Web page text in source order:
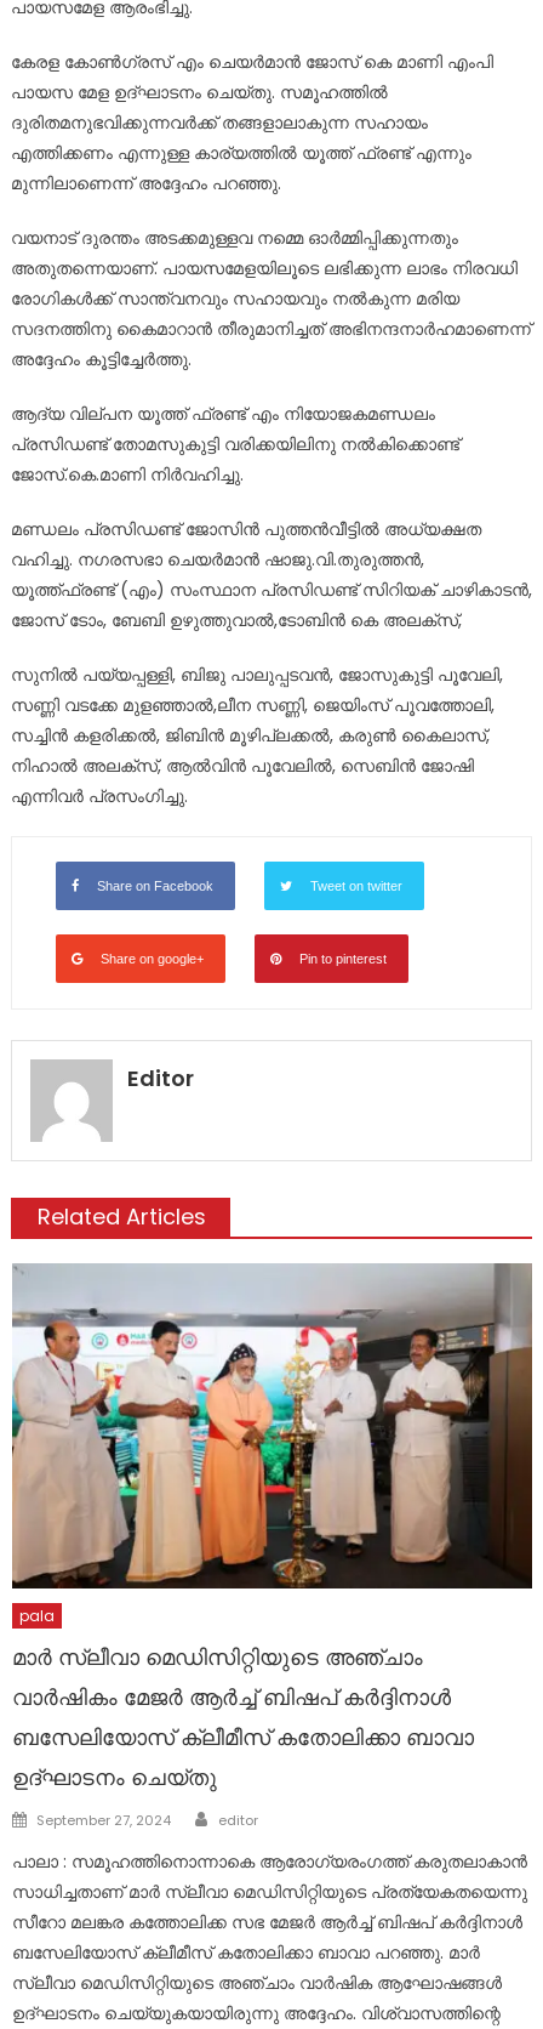
പായസമേള ആരംഭിച്ചു.
കേരള കോൺഗ്രസ് എം ചെയർമാൻ ജോസ് കെ മാണി എംപി
പായസ മേള ഉദ്ഘാടനം ചെയ്തു. സമൂഹത്തിൽ
ദുരിതമനുഭവിക്കുന്നവർക്ക് തങ്ങളാലാകുന്ന സഹായം
എത്തിക്കണം എന്നുള്ള കാര്യത്തിൽ യൂത്ത് ഫ്രണ്ട് എന്നും
മുന്നിലാണെന്ന് അദ്ദേഹം പറഞ്ഞു.
വയനാട് ദുരന്തം അടക്കമുള്ളവ നമ്മെ ഓർമ്മിപ്പിക്കുന്നതും
അതുതന്നെയാണ്. പായസമേളയിലൂടെ ലഭിക്കുന്ന ലാഭം നിരവധി
രോഗികൾക്ക് സാന്ത്വനവും സഹായവും നൽകുന്ന മരിയ
സദനത്തിനു കൈമാറാൻ തീരുമാനിച്ചത് അഭിനന്ദനാർഹമാണെന്ന്
അദ്ദേഹം കൂട്ടിച്ചേർത്തു.
ആദ്യ വില്പന യൂത്ത് ഫ്രണ്ട് എം നിയോജകമണ്ഡലം
പ്രസിഡണ്ട് തോമസുകുട്ടി വരിക്കയിലിനു നൽകിക്കൊണ്ട്
ജോസ്.കെ.മാണി നിർവഹിച്ചു.
മണ്ഡലം പ്രസിഡണ്ട് ജോസിൻ പുത്തൻവീട്ടിൽ അധ്യക്ഷത
വഹിച്ചു. നഗരസഭാ ചെയർമാൻ ഷാജു.വി.തുരുത്തൻ,
യൂത്ത്ഫ്രണ്ട് (എം) സംസ്ഥാന പ്രസിഡണ്ട് സിറിയക് ചാഴികാടൻ,
ജോസ് ടോം, ബേബി ഉഴുത്തുവാൽ,ടോബിൻ കെ അലക്സ്,
സുനിൽ പയ്യപ്പള്ളി, ബിജു പാലുപ്പടവൻ, ജോസുകുട്ടി പൂവേലി,
സണ്ണി വടക്കേ മുളഞ്ഞാൽ,ലീന സണ്ണി, ജെയിംസ് പൂവത്തോലി,
സച്ചിൻ കളരിക്കൽ, ജിബിൻ മൂഴിപ്ലക്കൽ, കരുൺ കൈലാസ്,
നിഹാൽ അലക്സ്, ആൽവിൻ പൂവേലിൽ, സെബിൻ ജോഷി
എന്നിവർ പ്രസംഗിച്ചു.
Share on Facebook Tweet on twitter
Share on google+ Pin to pinterest
Editor
Related Articles
pala
മാർ സ്ലീവാ മെഡിസിറ്റിയുടെ അഞ്ചാം
വാർഷികം മേജർ ആർച്ച് ബിഷപ് കർദ്ദിനാൾ
ബസേലിയോസ് ക്ലീമീസ് കതോലിക്കാ ബാവാ
ഉദ്ഘാടനം ചെയ്തു
Posted
September 27, 2024 Author
editor
പാലാ : സമൂഹത്തിനൊന്നാകെ ആരോഗ്യരംഗത്ത് കരുതലാകാൻ
സാധിച്ചതാണ് മാർ സ്ലീവാ മെഡിസിറ്റിയുടെ പ്രത്യേകതയെന്നു
സീറോ മലങ്കര കത്തോലിക്ക സഭ മേജർ ആർച്ച് ബിഷപ് കർദ്ദിനാൾ
ബസേലിയോസ് ക്ലീമീസ് കതോലിക്കാ ബാവാ പറഞ്ഞു. മാർ
സ്ലീവാ മെഡിസിറ്റിയുടെ അഞ്ചാം വാർഷിക ആഘോഷങ്ങൾ
ഉദ്ഘാടനം ചെയ്യുകയായിരുന്നു അദ്ദേഹം. വിശ്വാസത്തിന്റെ